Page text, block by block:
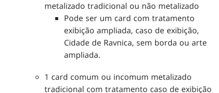
metalizado tradicional ou não metalizado
Pode ser um card com tratamento
exibição ampliada, caso de exibição,
Cidade de Ravnica, sem borda ou arte
ampliada.
1 card comum ou incomum metalizado
tradicional com tratamento caso de exibição